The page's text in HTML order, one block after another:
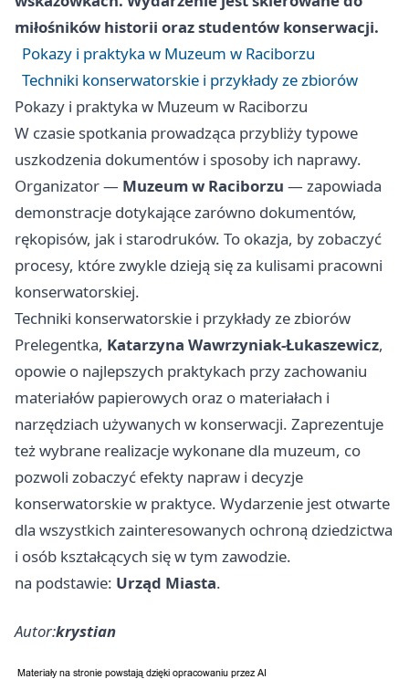
miłośników historii oraz studentów konserwacji.
Pokazy i praktyka w Muzeum w Raciborzu
Techniki konserwatorskie i przykłady ze zbiorów
Pokazy i praktyka w Muzeum w Raciborzu
W czasie spotkania prowadząca przybliży typowe
uszkodzenia dokumentów i sposoby ich naprawy.
Organizator — Muzeum w Raciborzu — zapowiada
demonstracje dotykające zarówno dokumentów,
rękopisów, jak i starodruków. To okazja, by zobaczyć
procesy, które zwykle dzieją się za kulisami pracowni
konserwatorskiej.
Techniki konserwatorskie i przykłady ze zbiorów
Prelegentka, Katarzyna Wawrzyniak-Łukaszewicz,
opowie o najlepszych praktykach przy zachowaniu
materiałów papierowych oraz o materiałach i
narzędziach używanych w konserwacji. Zaprezentuje
też wybrane realizacje wykonane dla muzeum, co
pozwoli zobaczyć efekty napraw i decyzje
konserwatorskie w praktyce. Wydarzenie jest otwarte
dla wszystkich zainteresowanych ochroną dziedzictwa
i osób kształcących się w tym zawodzie.
na podstawie: Urząd Miasta.
Autor:krystian